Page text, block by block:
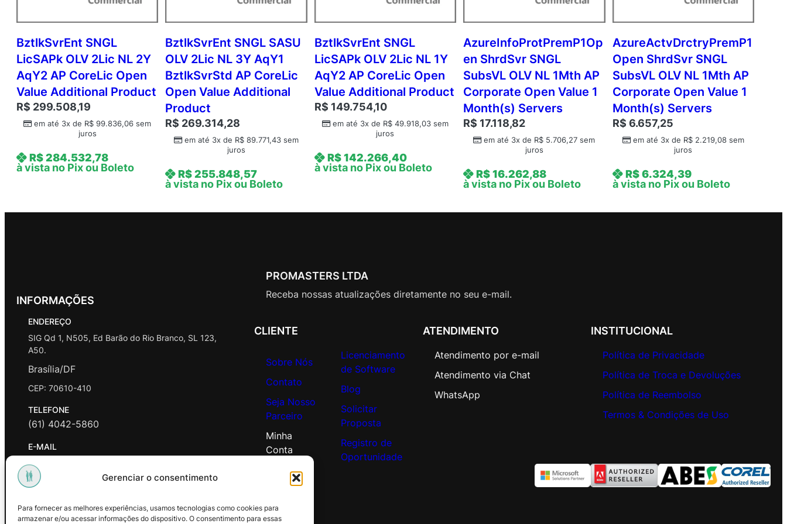
Gerenciar o consentimento
Para fornecer as melhores experiências, usamos tecnologias como cookies para
armazenar e/ou acessar informações do dispositivo. O consentimento para essas
t
l
k
S
v
r
B
c
h
i
c
BztlkSvrEnt SNGL
LicSAPk OLV 2Lic NL 2Y
AqY2 AP CoreLic Open
Value Additional Product
R$ 299.508,19
em até 3x de R$ 99.836,06 sem
juros
R$284.532,78
à vista no Pix ou Boleto
BztlkSvrEnt SNGL SASU
OLV 2Lic NL 3Y AqY1
BztlkSvrStd AP CoreLic
Open Value Additional
Product
R$ 269.314,28
em até 3x de R$ 89.771,43 sem
juros
R$255.848,57
à vista no Pix ou Boleto
BztlkSvrEnt SNGL
LicSAPk OLV 2Lic NL 1Y
AqY2 AP CoreLic Open
Value Additional Product
R$ 149.754,10
em até 3x de R$49.918,03sem
juros
R$142.266,40
à vista no Pix ou Boleto
AzureInfoProtPremP1Op
en ShrdSvr SNGL
SubsVL OLV NL 1Mth AP
Corporate Open Value 1
Month(s) Servers
R$ 17.118,82
em até 3x de R$ 5.706,27 sem
juros
R$16.262,88
à vista no Pix ou Boleto
AzureActvDrctryPremP1
Open ShrdSvr SNGL
SubsVL OLV NL 1Mth AP
Corporate Open Value 1
Month(s) Servers
R$ 6.657,25
em até 3x de R$2.219,08sem
juros
R$6.324,39
à vista no Pix ou Boleto
INFORMAÇÕES
ENDEREÇO
SIG Qd 1, N505, Ed Barão do Rio Branco, SL 123,
A50.
Brasília/DF
CEP: 70610-410
TELEFONE
(61) 4042-5860
E-MAIL
contato@promasters.net.br
HORÁRIO DE ATENDIMENTO
PROMASTERS LTDA
Receba nossas atualizações diretamente no seu e-mail.
CLIENTE
Sobre Nós
Contato
Seja Nosso
Parceiro
Minha
Conta
Licenciamento
de Software
Blog
Solicitar
Proposta
Registro de
Oportunidade
ATENDIMENTO
Atendimento por e-mail
Atendimento via Chat
WhatsApp
INSTITUCIONAL
Política de Privacidade
Política de Troca e Devoluções
Política de Reembolso
Termos & Condições de Uso